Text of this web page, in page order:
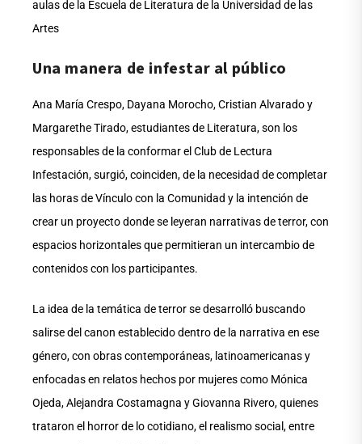
aulas de la Escuela de Literatura de la Universidad de las
Artes
Una manera de infestar al público
Ana María Crespo, Dayana Morocho, Cristian Alvarado y
Margarethe Tirado, estudiantes de Literatura, son los
responsables de la conformar el Club de Lectura
Infestación, surgió, coinciden, de la necesidad de completar
las horas de Vínculo con la Comunidad y la intención de
crear un proyecto donde se leyeran narrativas de terror, con
espacios horizontales que permitieran un intercambio de
contenidos con los participantes.
La idea de la temática de terror se desarrolló buscando
salirse del canon establecido dentro de la narrativa en ese
género, con obras contemporáneas, latinoamericanas y
enfocadas en relatos hechos por mujeres como Mónica
Ojeda, Alejandra Costamagna y Giovanna Rivero, quienes
trataron el horror de lo cotidiano, el realismo social, entre